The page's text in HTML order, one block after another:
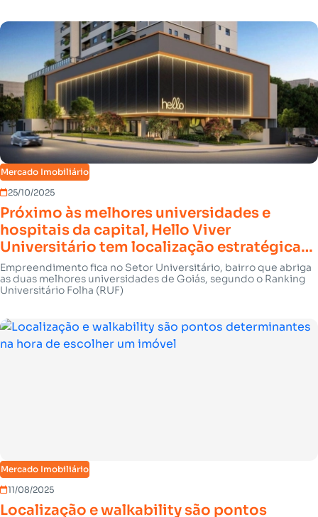
Mercado Imobiliário
25/10/2025
Próximo às melhores universidades e
hospitais da capital, Hello Viver
Universitário tem localização estratégica
para locação
Empreendimento fica no Setor Universitário, bairro que abriga
as duas melhores universidades de Goiás, segundo o Ranking
Universitário Folha (RUF)
Mercado Imobiliário
11/08/2025
Localização e walkability são pontos